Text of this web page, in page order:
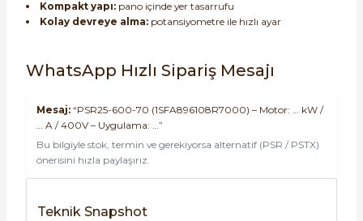
Kompakt yapı:pano içinde yer tasarrufu
Kolay devreye alma:potansiyometre ile hızlı ayar
WhatsApp Hızlı Sipariş Mesajı
Mesaj:“PSR25-600-70 (1SFA896108R7000) – Motor: … kW /
… A / 400V – Uygulama: …”
Bu bilgiyle stok, termin ve gerekiyorsa alternatif (PSR / PSTX)
önerisini hızla paylaşırız.
Teknik Snapshot